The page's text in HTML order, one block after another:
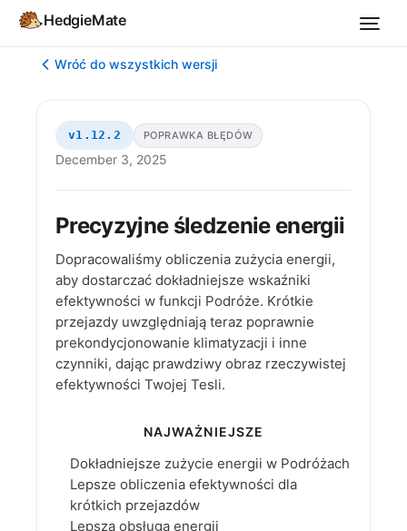
HedgieMate
Wróć do wszystkich wersji
v1.12.2 POPRAWKA BŁĘDÓW
December 3, 2025
Precyzyjne śledzenie energii
Dopracowaliśmy obliczenia zużycia energii,
aby dostarczać dokładniejsze wskaźniki
efektywności w funkcji Podróże. Krótkie
przejazdy uwzględniają teraz poprawnie
prekondycjonowanie klimatyzacji i inne
czynniki, dając prawdziwy obraz rzeczywistej
efektywności Twojej Tesli.
NAJWAŻNIEJSZE
Dokładniejsze zużycie energii w Podróżach
Lepsze obliczenia efektywności dla
krótkich przejazdów
Lepsza obsługa energii